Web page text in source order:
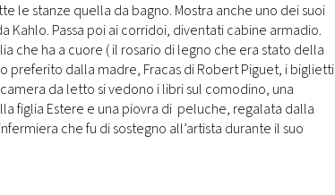
le stanze quella da bagno. Mostra anche uno dei suoi
Kahlo. Passa poi ai corridoi, diventati cabine armadio.
che ha a cuore ( il rosario di legno che era stato della
preferito dalla madre, Fracas di Robert Piguet, i biglietti
da letto si vedono i libri sul comodino, una
figlia Estere e una piovra di peluche, regalata dalla
che fu di sostegno all’artista durante il suo